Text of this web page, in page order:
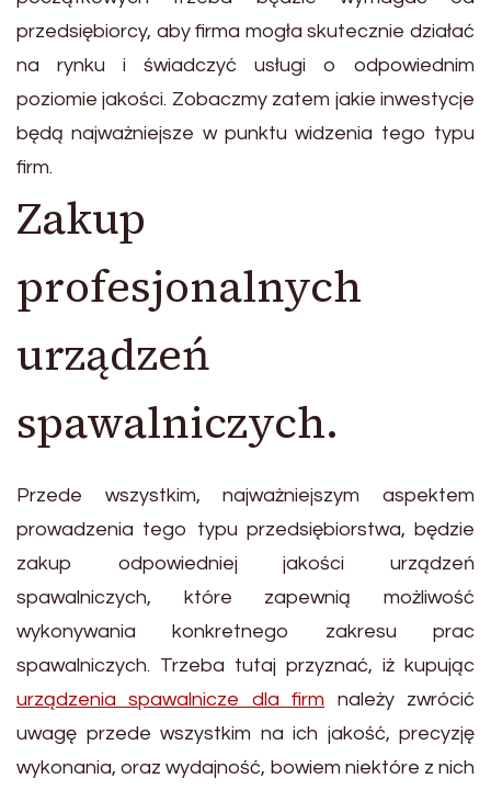
przedsiębiorcy, aby firma mogła skutecznie działać
na rynku i świadczyć usługi o odpowiednim
poziomie jakości. Zobaczmy zatem jakie inwestycje
będą najważniejsze w punktu widzenia tego typu
firm.
Zakup
profesjonalnych
urządzeń
spawalniczych.
Przede wszystkim, najważniejszym aspektem
prowadzenia tego typu przedsiębiorstwa, będzie
zakup odpowiedniej jakości urządzeń
spawalniczych, które zapewnią możliwość
wykonywania konkretnego zakresu prac
spawalniczych. Trzeba tutaj przyznać, iż kupując
urządzenia spawalnicze dla firm należy zwrócić
uwagę przede wszystkim na ich jakość, precyzję
wykonania, oraz wydajność, bowiem niektóre z nich